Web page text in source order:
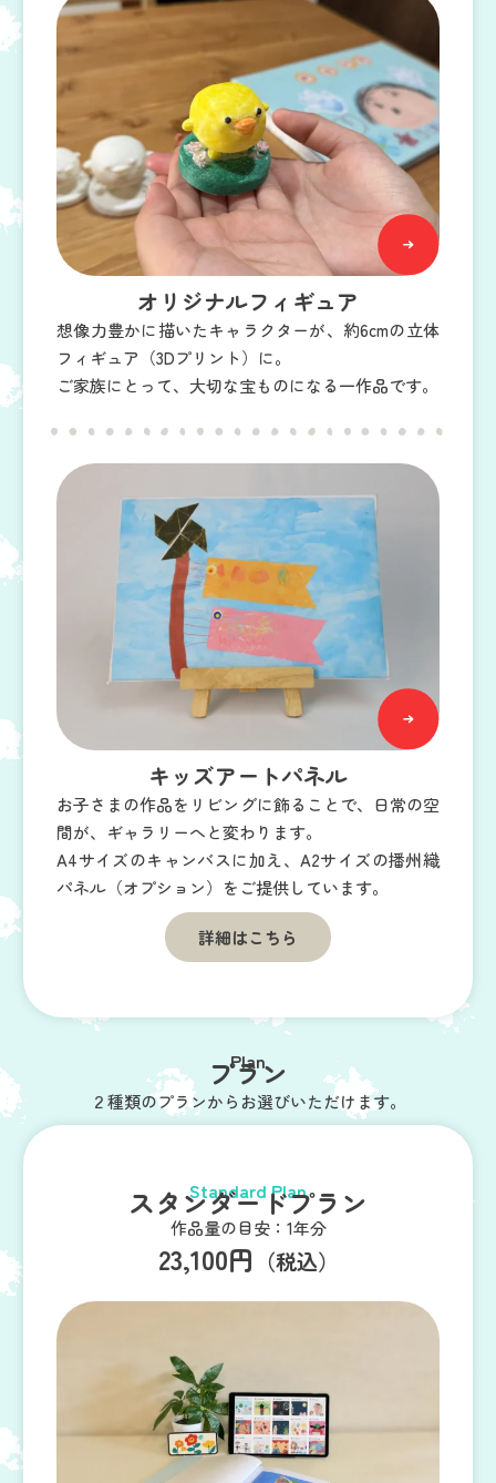
オリジナルフィギュア
想像力豊かに描いたキャラクターが、約6cmの立体
フィギュア（3Dプリント）に。
ご家族にとって、大切な宝ものになる一作品です。
キッズアートパネル
お子さまの作品をリビングに飾ることで、日常の空
間が、ギャラリーへと変わります。
A4サイズのキャンバスに加え、A2サイズの播州織
パネル（オプション）をご提供しています。
詳細はこちら
Plan
プラン
２種類のプランからお選びいただけます。
Standard Plan
スタンダードプラン
作品量の目安：1年分
23,100円 （税込）